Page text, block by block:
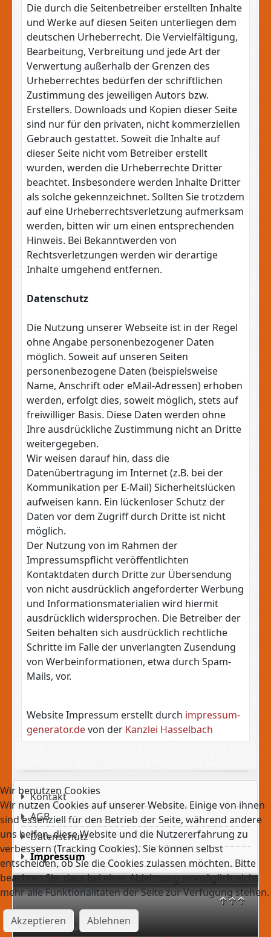
↑↑↑
Freitag, 07. August 2026
Kontakt
AGB
Datenschutz
Impressum
Die durch die Seitenbetreiber erstellten Inhalte
und Werke auf diesen Seiten unterliegen dem
deutschen Urheberrecht. Die Vervielfältigung,
Bearbeitung, Verbreitung und jede Art der
Verwertung außerhalb der Grenzen des
Urheberrechtes bedürfen der schriftlichen
Zustimmung des jeweiligen Autors bzw.
Erstellers. Downloads und Kopien dieser Seite
sind nur für den privaten, nicht kommerziellen
Gebrauch gestattet. Soweit die Inhalte auf
dieser Seite nicht vom Betreiber erstellt
wurden, werden die Urheberrechte Dritter
beachtet. Insbesondere werden Inhalte Dritter
als solche gekennzeichnet. Sollten Sie trotzdem
auf eine Urheberrechtsverletzung aufmerksam
werden, bitten wir um einen entsprechenden
Hinweis. Bei Bekanntwerden von
Rechtsverletzungen werden wir derartige
Inhalte umgehend entfernen.
Datenschutz
Die Nutzung unserer Webseite ist in der Regel
ohne Angabe personenbezogener Daten
möglich. Soweit auf unseren Seiten
personenbezogene Daten (beispielsweise
Name, Anschrift oder eMail-Adressen) erhoben
werden, erfolgt dies, soweit möglich, stets auf
freiwilliger Basis. Diese Daten werden ohne
Ihre ausdrückliche Zustimmung nicht an Dritte
weitergegeben.
Wir weisen darauf hin, dass die
Datenübertragung im Internet (z.B. bei der
Kommunikation per E-Mail) Sicherheitslücken
aufweisen kann. Ein lückenloser Schutz der
Daten vor dem Zugriff durch Dritte ist nicht
möglich.
Der Nutzung von im Rahmen der
Impressumspflicht veröffentlichten
Kontaktdaten durch Dritte zur Übersendung
von nicht ausdrücklich angeforderter Werbung
und Informationsmaterialien wird hiermit
ausdrücklich widersprochen. Die Betreiber der
Seiten behalten sich ausdrücklich rechtliche
Schritte im Falle der unverlangten Zusendung
von Werbeinformationen, etwa durch Spam-
Mails, vor.
Website Impressum erstellt durch impressum-
generator.devon der Kanzlei Hasselbach
Wir benutzen Cookies
Wir nutzen Cookies auf unserer Website. Einige von ihnen
sind essenziell für den Betrieb der Seite, während andere
uns helfen, diese Website und die Nutzererfahrung zu
verbessern (Tracking Cookies). Sie können selbst
entscheiden, ob Sie die Cookies zulassen möchten. Bitte
beachten Sie, dass bei einer Ablehnung womöglich nicht
mehr alle Funktionalitäten der Seite zur Verfügung stehen.
Akzeptieren
Ablehnen